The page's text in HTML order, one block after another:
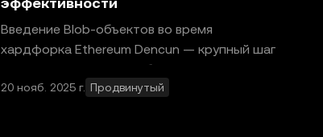
Введение Blob-объектов во время
хардфорка Ethereum Dencun — крупный шаг
в развитии технологии блокчейна. Blob-
объекты — это структуры данных, которы
20 нояб. 2025 г. Продвинутый